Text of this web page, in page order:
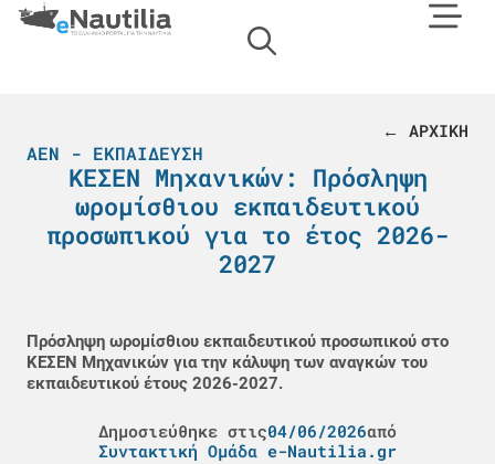
← ΑΡΧΙΚΗ
ΑΕΝ - ΕΚΠΑΊΔΕΥΣΗ
ΚΕΣΕΝ Μηχανικών: Πρόσληψη
ωρομίσθιου εκπαιδευτικού
προσωπικού για το έτος 2026-
2027
Πρόσληψη ωρομίσθιου εκπαιδευτικού προσωπικού στο
ΚΕΣΕΝ Μηχανικών για την κάλυψη των αναγκών του
εκπαιδευτικού έτους 2026-2027.
Δημοσιεύθηκε στις04/06/2026από
Συντακτική Ομάδα e-Nautilia.gr